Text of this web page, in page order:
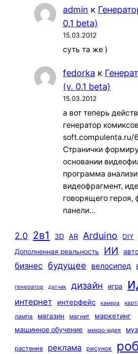
admin к
0.1 beta)
15.03.2012
суть та же )
fedorka к
(v. 0.1 beta)
15.03.2012
а вот теперь
генератор комиксов
soft.compulenta.ru/
Странички
основании
программа
видеофрагмент,
говорящего героя,
панели…
2.0 2в1 3D AR Arduino DIY
Дополненная реальность ИИ
бизнес будущее велосипед
генератор датчик дизайн игра
интернет интерфейс камера
лампа
магазин магнит
маркетинг
машинное обучение
микро-идея
растение реклама рисунок